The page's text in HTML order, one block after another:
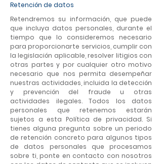
Retención de datos
Retendremos su información, que puede
que incluya datos personales, durante el
tiempo que lo consideremos necesario
para proporcionarte servicios, cumplir con
la legislación aplicable, resolver litigios con
otras partes y por cualquier otro motivo
necesario que nos permita desempeñar
nuestras actividades, incluida la detección
y prevención del fraude u otras
actividades ilegales. Todos los datos
personales que retenemos estarán
sujetos a esta Política de privacidad. Si
tienes alguna pregunta sobre un periodo
de retención concreto para algunos tipos
de datos personales que procesamos
sobre ti, ponte en contacto con nosotros